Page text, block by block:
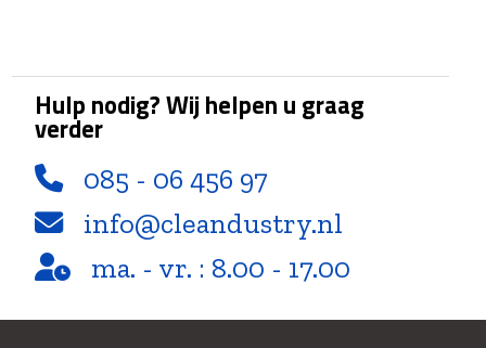
Hulp nodig? Wij helpen u graag
verder
085 - 06 456 97
info@cleandustry.nl
ma. - vr. : 8.00 - 17.00